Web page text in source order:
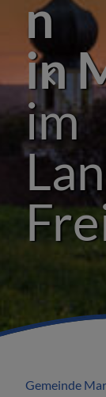
n
in
im
Gemeinde